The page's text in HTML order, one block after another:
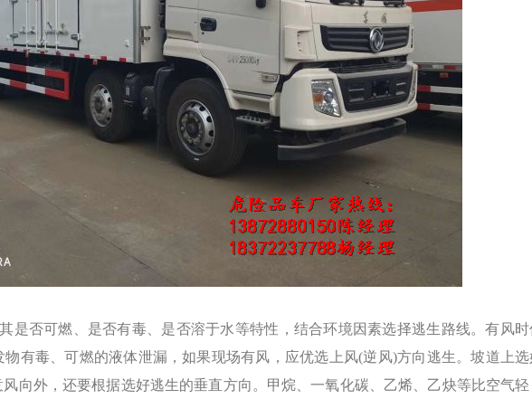
是否可燃、是否有毒、是否溶于水等特性，结合环境因素选择逃生路线。有风
有毒、可燃的液体泄漏，如果现场有风，应优选上风(逆风)方向逃生。坡道上
向外，还要根据选好逃生的垂直方向。甲烷、一氧化碳、乙烯、乙炔等比空气